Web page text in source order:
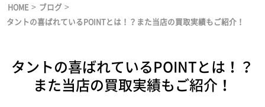
HOME > ブログ >
タントの喜ばれているPOINTとは！？また当店の買取実績もご紹介！
タントの喜ばれているPOINTとは！？
また当店の買取実績もご紹介！